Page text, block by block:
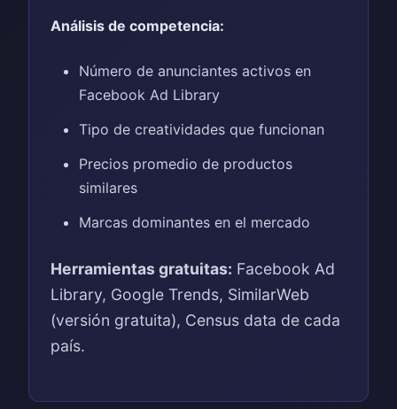
Análisis de competencia:
Número de anunciantes activos en
Facebook Ad Library
Tipo de creatividades que funcionan
Precios promedio de productos
similares
Marcas dominantes en el mercado
Herramientas gratuitas: Facebook Ad
Library, Google Trends, SimilarWeb
(versión gratuita), Census data de cada
país.